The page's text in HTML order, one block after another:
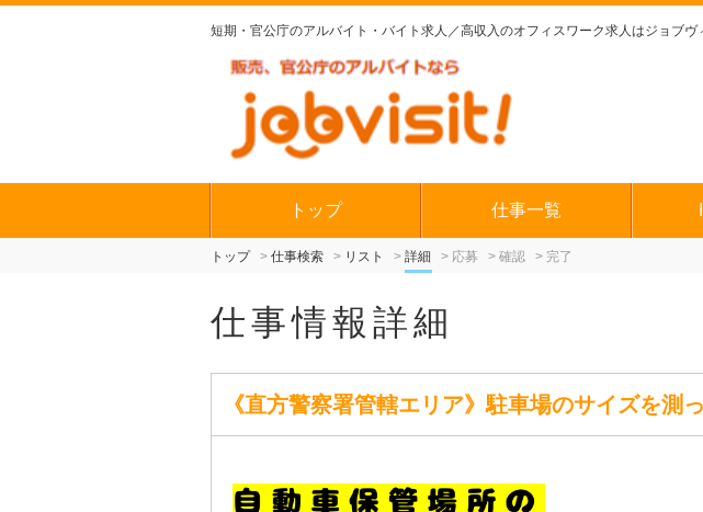
短期・官公庁のアルバイト・バイト求人／高収入のオフィスワーク求人はジョブヴ
トップ 仕事一覧
トップ 仕事検索 リスト 詳細 応募 確認 完了
仕事情報詳細
《直方警察署管轄エリア》駐車場のサイズを測